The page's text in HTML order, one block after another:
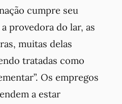
cumpre seu
provedora do lar, as
muitas delas
tratadas como
Os empregos
a estar